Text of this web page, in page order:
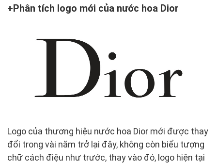
Phân tích logo mới của nước hoa Dior
Logo của thương hiệu nước hoa Dior mới được thay
đổi trong vài năm trở lại đây, không còn biểu tượng
chữ cách điệu như trước, thay vào đó, logo hiện tại